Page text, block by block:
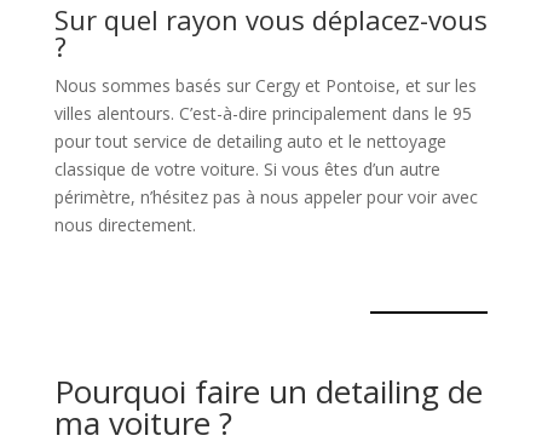
Sur quel rayon vous déplacez-vous
?
Nous sommes basés sur Cergy et Pontoise, et sur les
villes alentours. C’est-à-dire principalement dans le 95
pour tout service de detailing auto et le nettoyage
classique de votre voiture. Si vous êtes d’un autre
périmètre, n’hésitez pas à nous appeler pour voir avec
nous directement.
Pourquoi faire un detailing de
ma voiture ?